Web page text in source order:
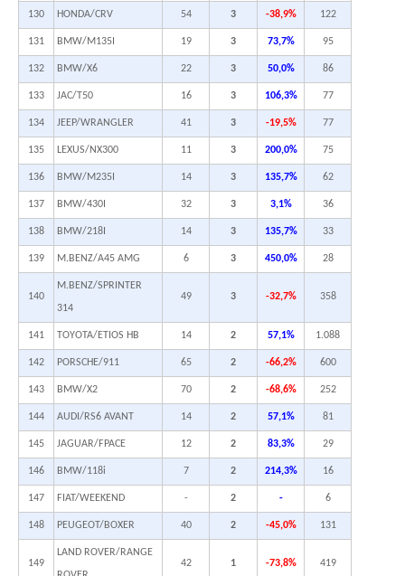
130 HONDA/CRV 54 3 -38,9% 122
131 BMW/M135I 19 3 73,7% 95
132 BMW/X6 22 3 50,0% 86
133 JAC/T50 16 3 106,3% 77
134 JEEP/WRANGLER 41 3 -19,5% 77
135 LEXUS/NX300 11 3 200,0% 75
136 BMW/M235I 14 3 135,7% 62
137 BMW/430I 32 3 3,1% 36
138 BMW/218I 14 3 135,7% 33
139 M.BENZ/A45 AMG 6 3 450,0% 28
140
M.BENZ/SPRINTER
314
49 3 -32,7% 358
141 TOYOTA/ETIOS HB 14 2 57,1% 1.088
142 PORSCHE/911 65 2 -66,2% 600
143 BMW/X2 70 2 -68,6% 252
144 AUDI/RS6 AVANT 14 2 57,1% 81
145 JAGUAR/FPACE 12 2 83,3% 29
146 BMW/118i 7 2 214,3% 16
147 FIAT/WEEKEND - 2 - 6
148 PEUGEOT/BOXER 40 2 -45,0% 131
149
LAND ROVER/RANGE
42 1 -73,8% 419